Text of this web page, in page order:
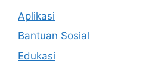
Aplikasi
Bantuan Sosial
Edukasi